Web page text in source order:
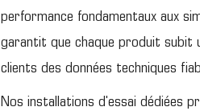
performance fondamentaux aux
garantit que chaque produit subit
clients des données techniques
Nos installations d'essai dédiées